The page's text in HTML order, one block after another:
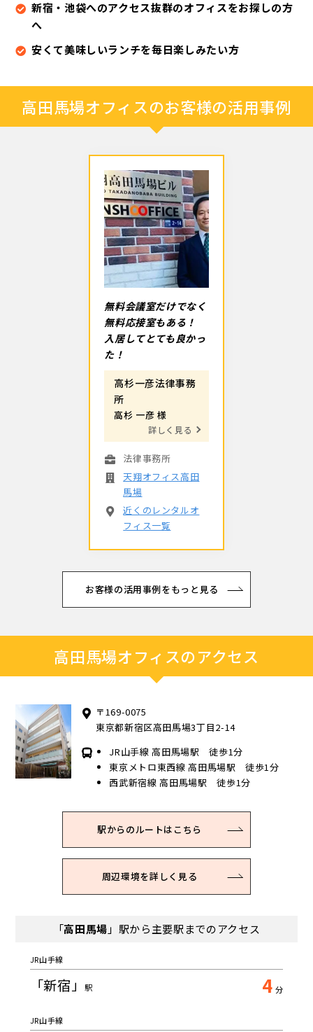
新宿・池袋へのアクセス抜群のオフィスをお探しの方
へ
安くて美味しいランチを毎日楽しみたい方
高田馬場オフィスのお客様の活用事例
無料会議室だけでなく
無料応接室もある！
入居してとても良かっ
た！
高杉一彦法律事務
所
高杉 一彦 様
詳しく見る
法律事務所
天翔オフィス高田
馬場
近くのレンタルオ
フィス一覧
お客様の活用事例をもっと見る
高田馬場オフィスのアクセス
〒169-0075
東京都新宿区高田馬場3丁目2-14
JR山手線 高田馬場駅 徒歩1分
東京メトロ東西線 高田馬場駅 徒歩1分
西武新宿線 高田馬場駅 徒歩1分
駅からのルートはこちら
周辺環境を詳しく見る
「高田馬場 」駅から主要駅までのアクセス
JR山手線
「新宿」 駅 4 分
JR山手線